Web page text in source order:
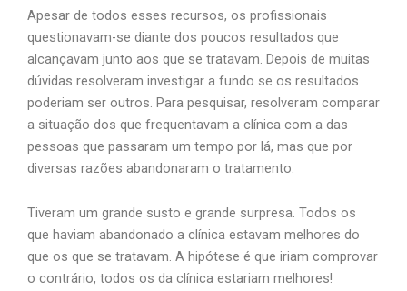
Apesar de todos esses recursos, os profissionais
questionavam-se diante dos poucos resultados que
alcançavam junto aos que se tratavam. Depois de muitas
dúvidas resolveram investigar a fundo se os resultados
poderiam ser outros. Para pesquisar, resolveram comparar
a situação dos que frequentavam a clínica com a das
pessoas que passaram um tempo por lá, mas que por
diversas razões abandonaram o tratamento.
Tiveram um grande susto e grande surpresa. Todos os
que haviam abandonado a clínica estavam melhores do
que os que se tratavam. A hipótese é que iriam comprovar
o contrário, todos os da clínica estariam melhores!